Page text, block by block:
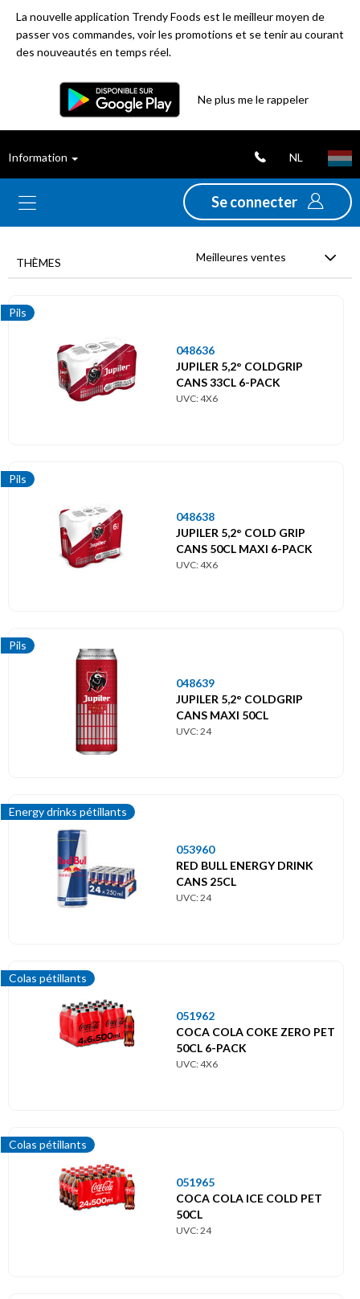
La nouvelle application Trendy Foods est le meilleur moyen de
passer vos commandes, voir les promotions et se tenir au courant
des nouveautés en temps réel.
Ne plus me le rappeler
Information NL
Se connecter
ventes
Nouveautés
Promotions
Déstockage
Thèmes
THÈMES Meilleures ventes
Pils
048636
JUPILER 5,2° COLDGRIP
CANS 33CL 6-PACK
UVC: 4X6
Pils
048638
JUPILER 5,2° COLD GRIP
CANS 50CL MAXI 6-PACK
UVC: 4X6
Pils
048639
JUPILER 5,2° COLDGRIP
CANS MAXI 50CL
UVC: 24
Energy drinks pétillants
053960
RED BULL ENERGY DRINK
CANS 25CL
UVC: 24
Colas pétillants
051962
COCA COLA COKE ZERO PET
50CL 6-PACK
UVC: 4X6
Colas pétillants
051965
COCA COLA ICE COLD PET
50CL
UVC: 24